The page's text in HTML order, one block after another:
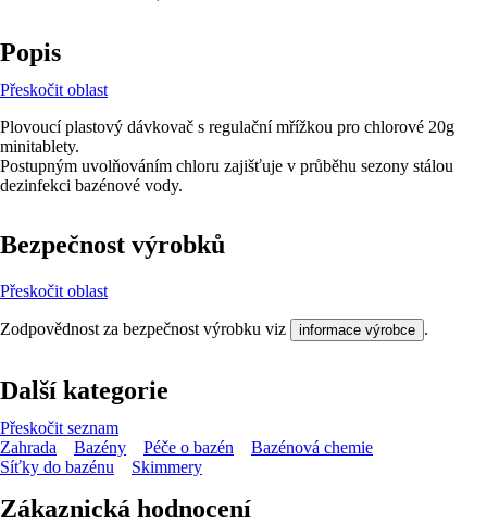
Popis
Přeskočit oblast
Plovoucí plastový dávkovač s regulační mřížkou pro chlorové 20g
minitablety.
Postupným uvolňováním chloru zajišťuje v průběhu sezony stálou
dezinfekci bazénové vody.
Bezpečnost výrobků
Přeskočit oblast
Zodpovědnost za bezpečnost výrobku viz informace výrobce .
Další kategorie
Přeskočit seznam
Zahrada
Bazény Péče o bazén
Bazénová chemie
Síťky do bazénu
Skimmery
Zákaznická hodnocení